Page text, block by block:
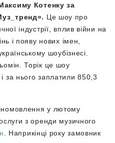
Котенку за
Це шоу про
індустрії, вплив війни на
і появу нових імен,
шоубізнесі.
Торік це шоу
за нього заплатили 850,3
у лютому
з оренди музичного
. Наприкінці року замовник